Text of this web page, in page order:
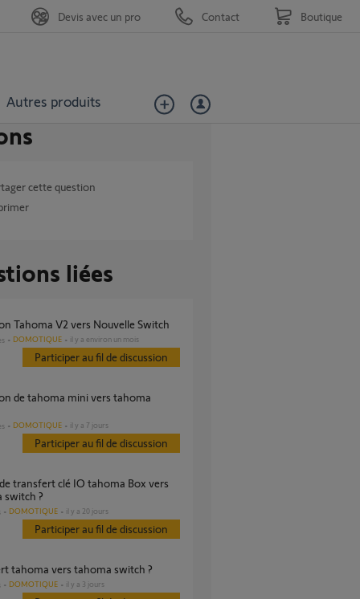
Autres produits
Devis avec un pro Contact Boutique
cette question
liées
Tahoma V2 vers Nouvelle Switch
DOMOTIQUE il y a environ un mois
Participer au fil de discussion
DOMOTIQUE il y a 7 jours
Participer au fil de discussion
switch ?
DOMOTIQUE il y a 20 jours
Participer au fil de discussion
tahoma vers tahoma switch ?
DOMOTIQUE il y a 3 jours